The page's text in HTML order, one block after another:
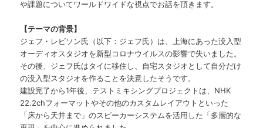
や課題についてワールドワイドな視点でお話を頂きます。
【テーマの背景】
ジェフ・レビソン氏（以下：ジェフ氏）は、上海にあった没入型
オーディオスタジオを新型コロナウイルスの影響で失いました。
その後、ジェフ氏はタイに移住し、自宅スタジオとして自分だけ
の没入型スタジオを作ることを決意したそうです。
建設完了から1年後、テストミキシングプロジェクトは、NHK
22.2chフォーマットやその他のカスタムレイアウトといった
「床から天井まで」のスピーカーシステムを活用した「多層的な